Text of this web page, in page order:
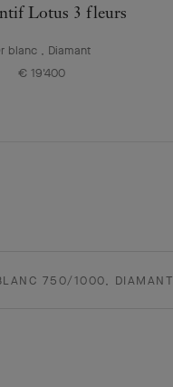
Lotus 3 fleurs
blanc , Diamant
€ 19'400
750/1000, DIAMANT